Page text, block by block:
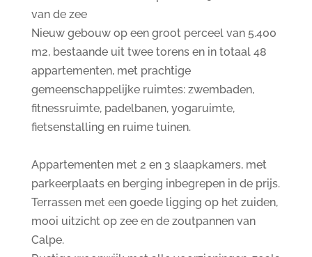
van de zee
Nieuw gebouw op een groot perceel van 5.400
m2, bestaande uit twee torens en in totaal 48
appartementen, met prachtige
gemeenschappelijke ruimtes: zwembaden,
fitnessruimte, padelbanen, yogaruimte,
fietsenstalling en ruime tuinen.
Appartementen met 2 en 3 slaapkamers, met
parkeerplaats en berging inbegrepen in de prijs.
Terrassen met een goede ligging op het zuiden,
mooi uitzicht op zee en de zoutpannen van
Calpe.